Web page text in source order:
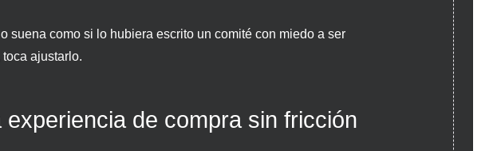
suena como si lo hubiera escrito un comité con miedo a ser
ajustarlo.
experiencia de compra sin fricción